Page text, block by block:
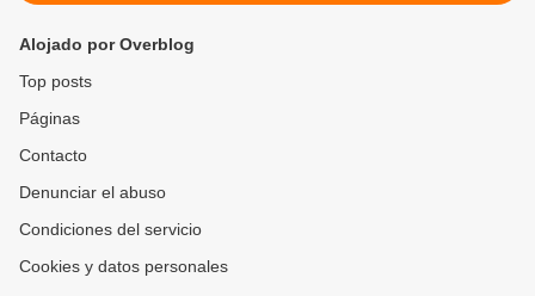
Alojado por Overblog
Top posts
Páginas
Contacto
Denunciar el abuso
Condiciones del servicio
Cookies y datos personales